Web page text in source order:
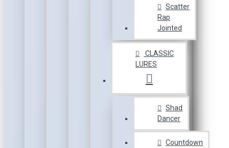
Scatter
Rap
Jointed
CLASSIC
LURES
Shad
Dancer
Countdown